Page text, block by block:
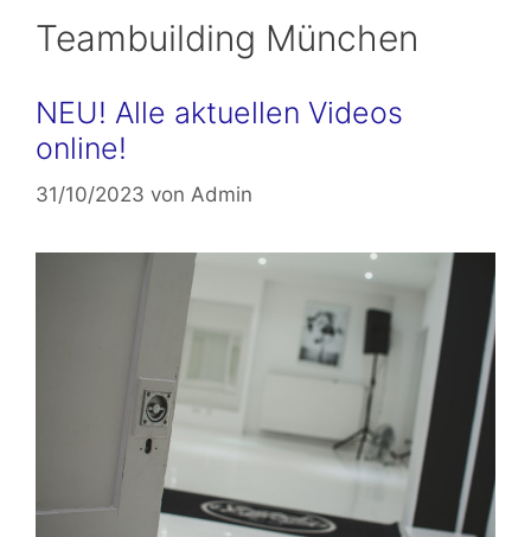
Teambuilding München
NEU! Alle aktuellen Videos
online!
31/10/2023 von Admin